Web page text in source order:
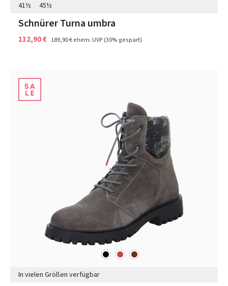
41½ 45½
Schnürer Turna umbra
132,90 € 189,90 €ehem. UVP(30% gespart)
schwarz
rot braun
In vielen Größen verfügbar